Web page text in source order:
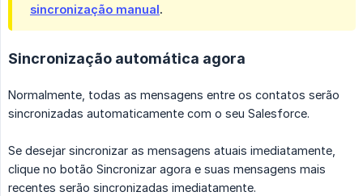
sincronização manual.
Sincronização automática agora
Normalmente, todas as mensagens entre os contatos serão
sincronizadas automaticamente com o seu Salesforce.
Se desejar sincronizar as mensagens atuais imediatamente,
clique no botão Sincronizar agora e suas mensagens mais
recentes serão sincronizadas imediatamente.